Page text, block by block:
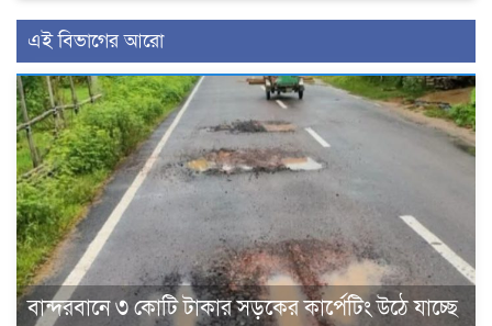
এই বিভাগের আরো
বান্দরবানে ৩ কোটি টাকার সড়কের কার্পেটিং উঠে যাচ্ছে